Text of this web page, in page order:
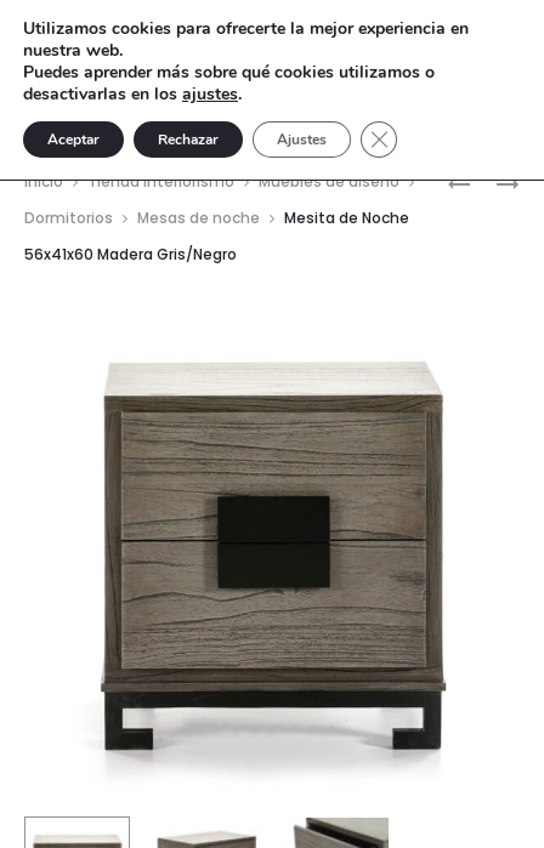
MESITA
MESA
Inicio Tienda interiorismo
Muebles de diseño
Dormitorios
Mesas de noche
Mesita de Noche
56x41x60 Madera Gris/Negro
Utilizamos cookies para ofrecerte la mejor experiencia en
nuestra web.
Puedes aprender más sobre qué cookies utilizamos o
desactivarlas en los ajustes.
Aceptar Rechazar Ajustes Cerrar el banner de